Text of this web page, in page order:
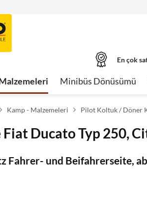
En çok
Minibüs Dönüsümü
Kamp - Malzemeleri Pilot Koltuk / Döner
Ducato Typ 250,
Fahrer- und Beifahrerseite,